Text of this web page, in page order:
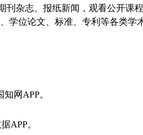
刊杂志、报纸新闻，观看公开课
学位论文、标准、专利等各类学
网APP。
据APP。